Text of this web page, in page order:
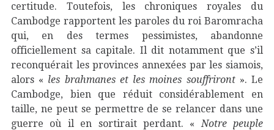
certitude. Toutefois, les chroniques royales du
Cambodge rapportent les paroles du roi Baromracha
qui, en des termes pessimistes, abandonne
officiellement sa capitale. Il dit notamment que s’il
reconquérait les provinces annexées par les siamois,
alors « les brahmanes et les moines souffriront ». Le
Cambodge, bien que réduit considérablement en
taille, ne peut se permettre de se relancer dans une
guerre où il en sortirait perdant. «Notre peuple